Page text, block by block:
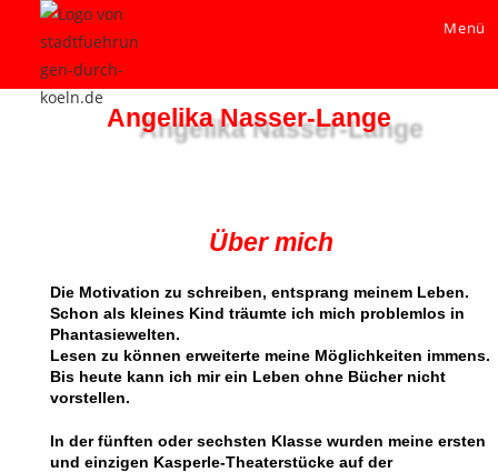
Menü
Angelika Nasser-Lange
Über mich
Die Motivation zu schreiben, entsprang meinem Leben.
Schon als kleines Kind träumte ich mich problemlos in
Phantasiewelten.
Lesen zu können erweiterte meine Möglichkeiten immens.
Bis heute kann ich mir ein Leben ohne Bücher nicht
vorstellen.
In der fünften oder sechsten Klasse wurden meine ersten
und einzigen Kasperle-Theaterstücke auf der